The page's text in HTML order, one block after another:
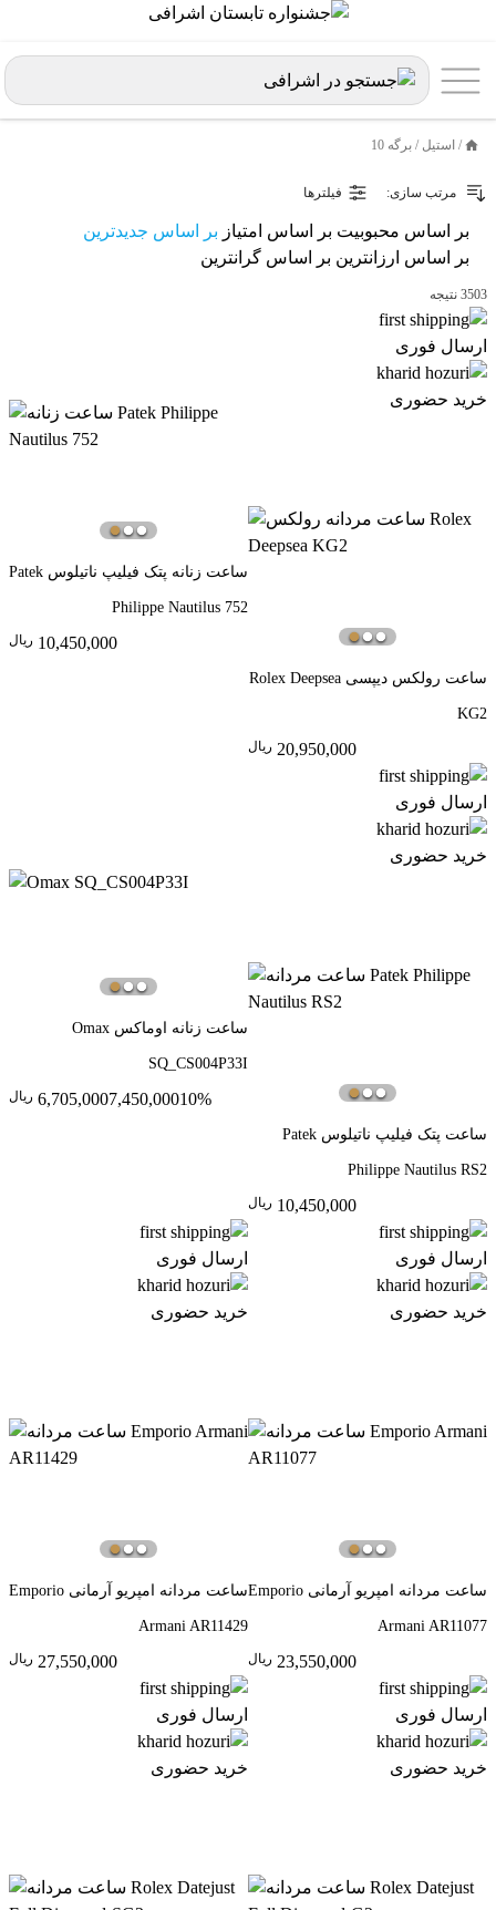
/ استیل / برگه 10
مرتب سازی: فیلترها
بر اساس محبوبیت بر اساس امتیاز بر اساس جدیدترین
بر اساس ارزانترین بر اساس گرانترین
3503 نتیجه
ارسال فوری
خرید حضوری
ساعت رولکس دیپسی Rolex Deepsea
KG2
20,950,000 ريال
ساعت زنانه پتک فیلیپ ناتیلوس Patek
Philippe Nautilus 752
10,450,000 ريال
ارسال فوری
خرید حضوری
ساعت پتک فیلیپ ناتیلوس Patek
Philippe Nautilus RS2
10,450,000 ريال
ساعت زنانه اوماکس Omax
SQ_CS004P33I
10%
7,450,000
6,705,000 ريال
ارسال فوری
خرید حضوری
ساعت مردانه امپریو آرمانی Emporio
Armani AR11077
23,550,000 ريال
ارسال فوری
خرید حضوری
ساعت مردانه امپریو آرمانی Emporio
Armani AR11429
27,550,000 ريال
ارسال فوری
خرید حضوری
ارسال فوری
خرید حضوری